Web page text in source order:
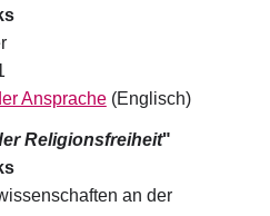
Ansprache(Englisch)
Religionsfreiheit"
an der